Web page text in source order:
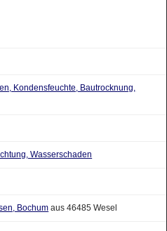
Kondensfeuchte, Bautrocknung,
Wasserschaden
Bochum aus 46485 Wesel